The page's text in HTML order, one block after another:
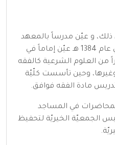
و عيّن مدرساً بالمعهد
العلمي ببريدة عام 1373 هـ، وفي عام 1384 هـ عيّن إماماً في
من العلوم الشرعية كالفقه
وحين تأسست كلّيّة
مادة الفقه فوافق.
في المساجد
الجمعيّة الخيريّة لتحفيظ